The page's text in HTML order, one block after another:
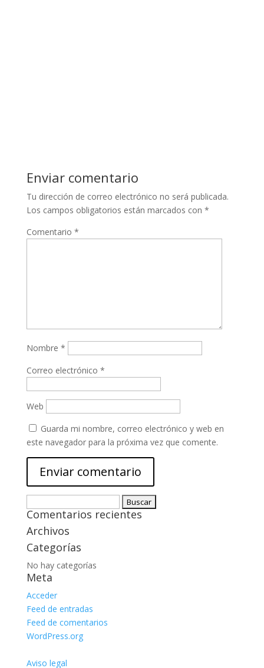
Enviar comentario
Tu dirección de correo electrónico no será publicada.
Los campos obligatorios están marcados con *
Comentario *
Nombre *
Correo electrónico *
Web
Guarda mi nombre, correo electrónico y web en
este navegador para la próxima vez que comente.
Comentarios recientes
Archivos
Categorías
No hay categorías
Meta
Acceder
Feed de entradas
Feed de comentarios
WordPress.org
Aviso legal